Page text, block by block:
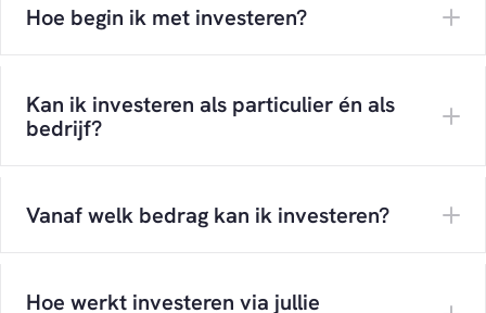
Hoe begin ik met investeren?
Kan ik investeren als particulier én als
bedrijf?
Vanaf welk bedrag kan ik investeren?
Hoe werkt investeren via jullie